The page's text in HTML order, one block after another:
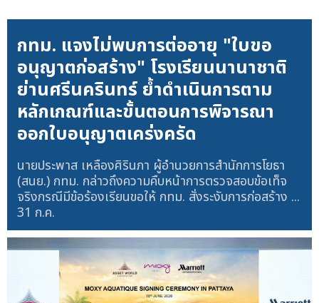
กทม. แจงไม่พบการต่ออายุ "ใบขอ
อนุญาตก่อสร้าง" โรงเรียนนานาชาติ
ย่านศรีนครินทร์ ย้ำดำเนินการตาม
หลักเกณฑ์และขั้นตอนการพิจารณา
ออกใบอนุญาตเคร่งครัด
นายประพาส เหลืองศิรินภา ผู้อำนวยการสำนักการโยธา
(สนย.) กทม. กล่าวถึงความคืบหน้าการตรวจสอบข้อเท็จ
จริงกรณีมีข้อร้องเรียนขอให้ กทม. สั่งระงับการก่อสร้าง ...
31 ก.ค.